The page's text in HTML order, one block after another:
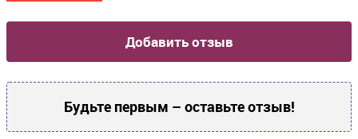
Добавить отзыв
Будьте первым – оставьте отзыв!